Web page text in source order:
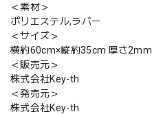
＜素材＞
ポリエステル,ラバー
＜サイズ＞
横約60cm×縦約35cm 厚さ2mm
＜販売元＞
株式会社Key-th
＜発売元＞
株式会社Key-th